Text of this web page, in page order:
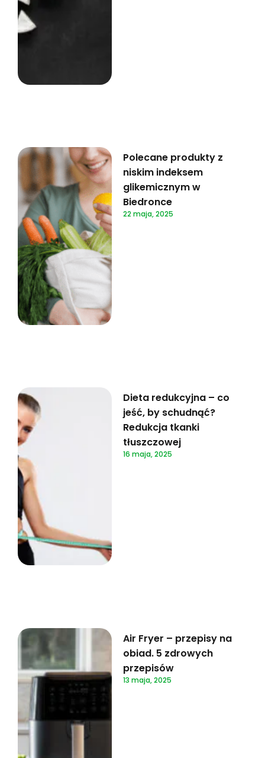
Polecane produkty z
niskim indeksem
glikemicznym w
Biedronce
22 maja, 2025
Dieta redukcyjna – co
jeść, by schudnąć?
Redukcja tkanki
tłuszczowej
16 maja, 2025
Air Fryer – przepisy na
obiad. 5 zdrowych
przepisów
13 maja, 2025